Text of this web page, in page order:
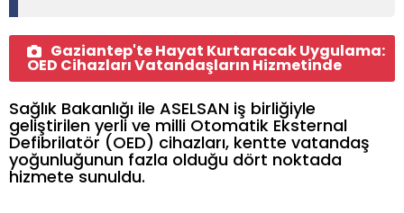
Gaziantep'te Hayat Kurtaracak Uygulama:
OED Cihazları Vatandaşların Hizmetinde
Sağlık Bakanlığı ile ASELSAN iş birliğiyle
geliştirilen yerli ve milli Otomatik Eksternal
Defibrilatör (OED) cihazları, kentte vatandaş
yoğunluğunun fazla olduğu dört noktada
hizmete sunuldu.